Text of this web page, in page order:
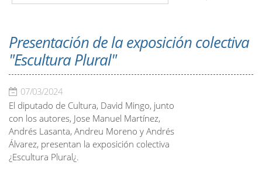
Presentación de la exposición colectiva
"Escultura Plural"
07/03/2024
El diputado de Cultura, David Mingo, junto
con los autores, Jose Manuel Martínez,
Andrés Lasanta, Andreu Moreno y Andrés
Álvarez, presentan la exposición colectiva
¿Escultura Plural¿.